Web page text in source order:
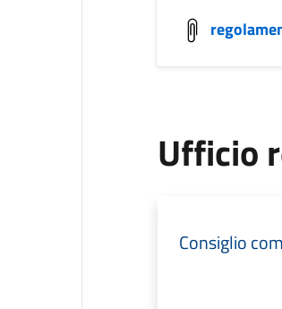
Ufficio
Consiglio